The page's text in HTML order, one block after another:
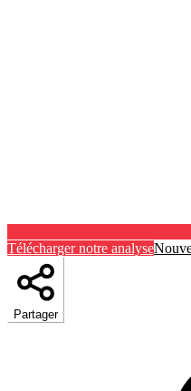
Télécharger notre analyse
Partager